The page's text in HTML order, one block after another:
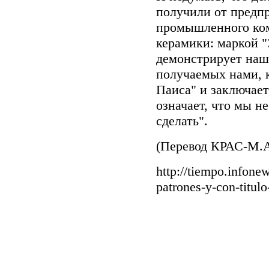
получили от
промышленного
керамики: маркой
демонстрирует
получаемых нами,
Паиса" и
означает, что мы
сделать".
(Перевод КРАС-
http://
patrones-y-con-